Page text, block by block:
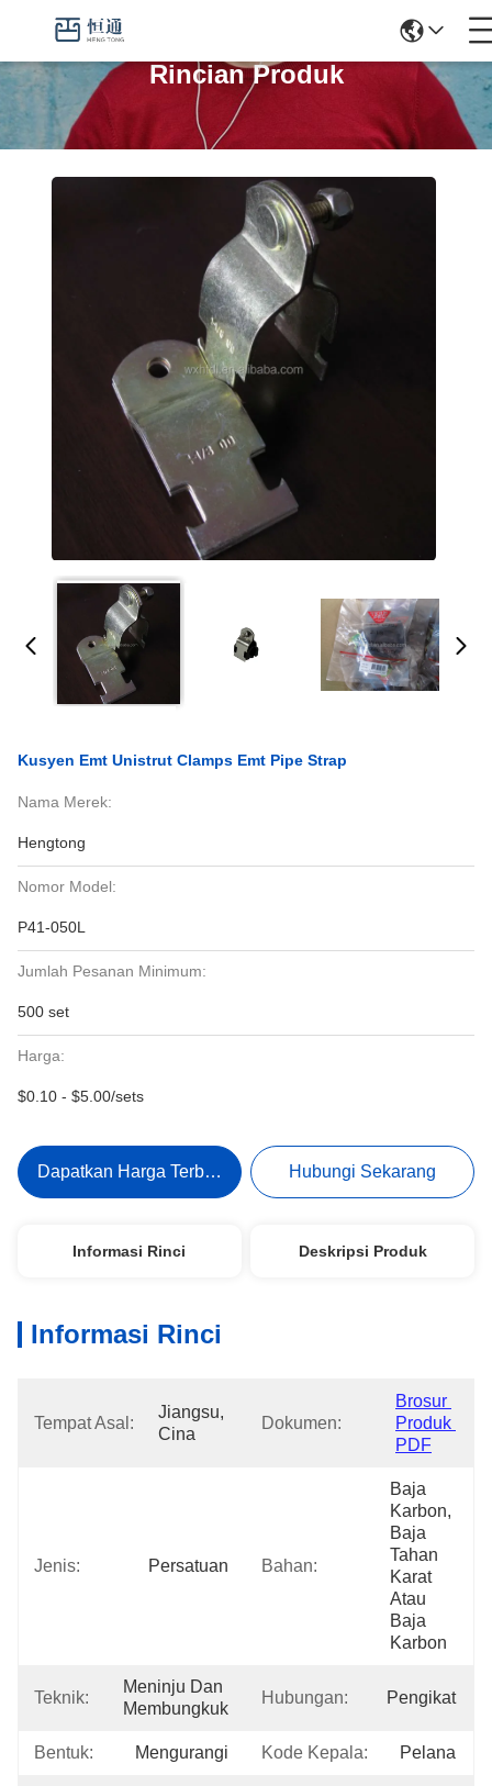
Rincian Produk
Kusyen Emt Unistrut Clamps Emt Pipe Strap
Nama Merek:
Hengtong
Nomor Model:
P41-050L
Jumlah Pesanan Minimum:
500 set
Harga:
$0.10 - $5.00/sets
Dapatkan Harga Terbaik Hubungi Sekarang
Informasi Rinci Deskripsi Produk
Informasi Rinci
Tempat Asal:
Jiangsu,
Cina
Dokumen:
Brosur
Produk
PDF
Jenis: Persatuan Bahan:
Baja
Karbon,
Baja
Tahan
Karat
Atau
Baja
Karbon
Teknik:
Meninju Dan
Membungkuk
Hubungan: Pengikat
Bentuk: Mengurangi Kode Kepala: Pelana